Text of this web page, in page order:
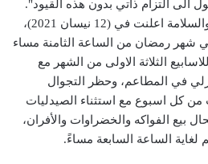
الى التزام ذاتي بدون هذه القيود".
يذكر ان اللجنة العليا للصحة والسلامة اعلنت في (12 نيسان 2021)،
رمضان من الساعة الثامنة مساء
الثلاثة الاولى من الشهر مع
في المطاعم، وحظر التجوال
من كل اسبوع مع استثناء الصيدليات
بيع الفواكه والخضراوات والأفران،
الساعة السابعة مساءً.